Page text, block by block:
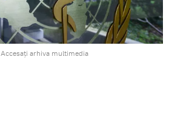
Accesați arhiva multimedia